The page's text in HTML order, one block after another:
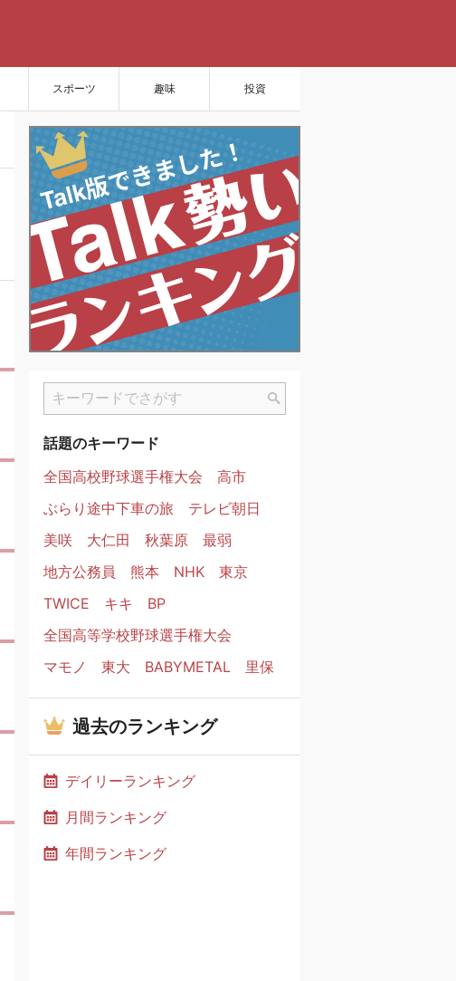
スポーツ 趣味 投資
話題のキーワード
全国高校野球選手権大会
高市
ぶらり途中下車の旅
テレビ朝日
美咲
大仁田 秋葉原
最弱
地方公務員
熊本 NHK
東京
TWICE
キキ
BP
全国高等学校野球選手権大会
マモノ
東大 BABYMETAL 里保
過去のランキング
デイリーランキング
月間ランキング
年間ランキング